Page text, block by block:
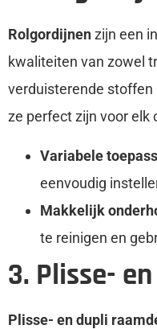
Rolgordijnenzijn een
kwaliteiten van zowel
verduisterende
ze perfect zijn voor elk
Variabele
eenvoudig
Makkelijk
te reinigen en
3. Plisse-
Plisse- en dupli